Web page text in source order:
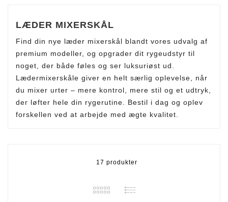
LÆDER MIXERSKÅL
Find din nye læder mixerskål blandt vores udvalg af
premium modeller, og opgrader dit rygeudstyr til
noget, der både føles og ser luksuriøst ud.
Lædermixerskåle giver en helt særlig oplevelse, når
du mixer urter – mere kontrol, mere stil og et udtryk,
der løfter hele din rygerutine. Bestil i dag og oplev
forskellen ved at arbejde med ægte kvalitet.
17 produkter